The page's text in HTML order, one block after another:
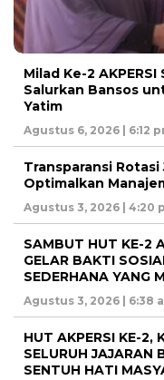
Milad Ke-2
Salurkan Bansos
Yatim
Agustus 6, 2026 | 6:12
Transparansi
Optimalkan
Agustus 3, 2026 | 4:20
SAMBUT HUT KE-2
GELAR BAKTI
SEDERHANA YANG
Agustus 3, 2026 | 6:38
HUT AKPERSI KE-2,
SELURUH JAJARAN
SENTUH HATI